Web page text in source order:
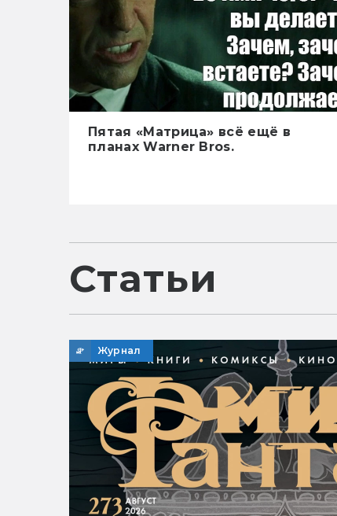
Пятая «Матрица» всё ещё в
планах Warner Bros.
Статьи
Журнал